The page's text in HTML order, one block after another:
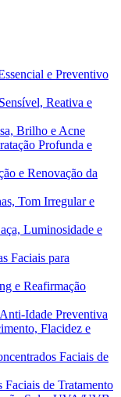
e Preventivo
Reativa e
Brilho e Acne
Profunda e
e Renovação da
Tom Irregular e
Luminosidade e
Faciais para
e Reafirmação
Idade Preventiva
Flacidez e
Faciais de
de Tratamento